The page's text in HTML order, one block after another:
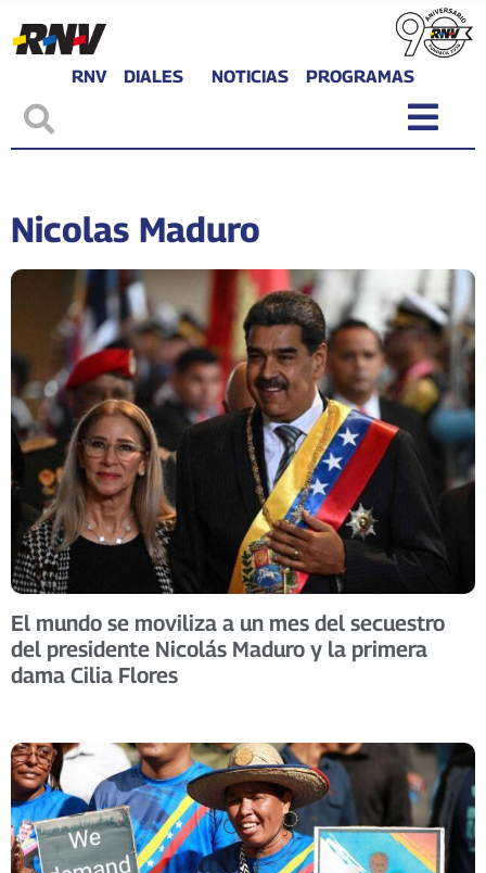
RNV DIALES NOTICIAS PROGRAMAS
Nicolas Maduro
El mundo se moviliza a un mes del secuestro
del presidente Nicolás Maduro y la primera
dama Cilia Flores